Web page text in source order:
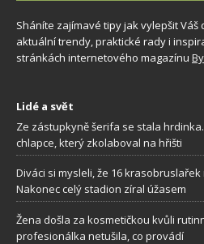
Sháníte zajímavé tipy jak vylepšit Váš
aktuální trendy, praktické rady i
stránkách internetového magazínu
Lidé a svět
Ze zástupkyně šerifa se stala
chlapce, který zkolaboval na hřišti
Diváci si mysleli, že 16
Nakonec celý stadion zíral úžasem
Žena došla za kosmetičkou kvůli
profesionálka netušila, co provádí